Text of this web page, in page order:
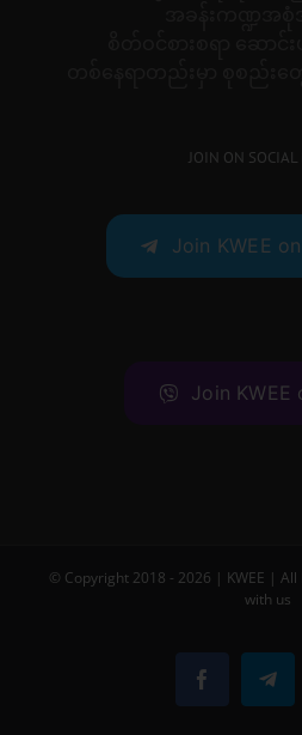
JOIN ON SOCIAL
Join KWEE
Join KWEE
© Copyright 2018 - 2026 | KWEE | All
with us
Facebook